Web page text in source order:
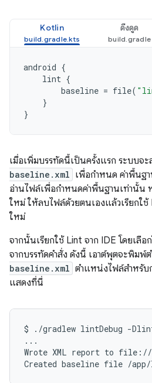
Kotlin ดึงดูด
android {
lint {
baseline = file(
}
}
เมื่อเพิ่มบรรทัดนี้เป็นครั้งแรก ระบบจะ
baseline.xml เพื่อกำหนด ค่าพื้นฐ
อ่านไฟล์เพื่อกำหนดค่าพื้นฐานเท่านั้น
ใหม่ ให้ลบไฟล์ด้วยตนเองแล้วเรียกใช้
ใหม่
จากนั้นเรียกใช้ Lint จาก IDE โดยเลือก
จากบรรทัดคำสั่ง ดังนี้ เอาต์พุตจะพิมพ์
baseline.xml ตำแหน่งไฟล์สำหรับ
แสดงที่นี่
$ ./gradlew lintDebug -
...
Wrote XML report to